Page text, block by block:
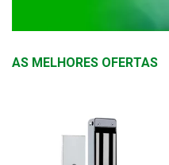
AS MELHORES OFERTAS